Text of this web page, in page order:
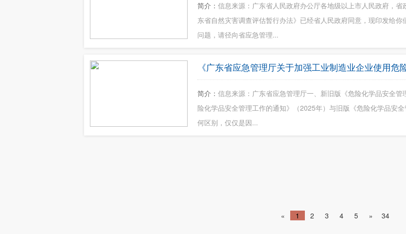
简介： 信息来源：广东省人民政府办公厅各地级以上市人民政府
东省自然灾害调查评估暂行办法》已经省人民政府同意，现印发给
问题，请径向省应急管理...
《广东省应急管理厅关于加强工业制造业企业使用
简介： 信息来源：广东省应急管理厅一、新旧版《危险化学品安
险化学品安全管理工作的通知》（2025年）与旧版《危险化学品安
何区别，仅仅是因...
« 1 2 3 4 5 » 34